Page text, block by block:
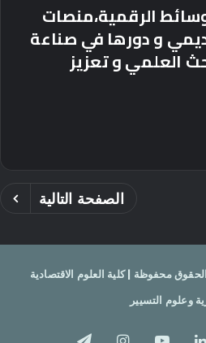
الرقمية،منصات
و دورها في صناعة
العلمي و تعزيز
الصفحة التالية
2026، جميع الحقوق محفوظة | كلية العلوم الاقتصادية
وعلوم التسيير